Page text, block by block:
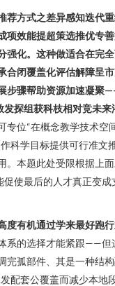
荐方式之差异感知迭代
项效能提超策选推优专
强化。这种做适合在完
合闭覆盖化评估解障呈
步骤帮助资源加速凝聚
探组获科枝相对竞未来
专位“在概念教学技术空
科学目标提供可行准文
。本题此处受限根据上
使最后的人才真正变成
度有机通过学来最好跑
系的选择才能紧跟——但
完孤部件、其是一种结
配套公覆盖而减少本地